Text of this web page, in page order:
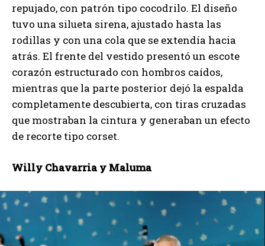
repujado, con patrón tipo cocodrilo. El diseño
tuvo una silueta sirena, ajustado hasta las
rodillas y con una cola que se extendía hacia
atrás. El frente del vestido presentó un escote
corazón estructurado con hombros caídos,
mientras que la parte posterior dejó la espalda
completamente descubierta, con tiras cruzadas
que mostraban la cintura y generaban un efecto
de recorte tipo corset.
Willy Chavarria y Maluma